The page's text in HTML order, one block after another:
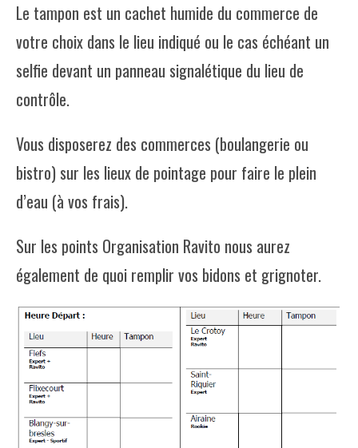
Le tampon est un cachet humide du commerce de
votre choix dans le lieu indiqué ou le cas échéant un
selfie devant un panneau signalétique du lieu de
contrôle.
Vous disposerez des commerces (boulangerie ou
bistro) sur les lieux de pointage pour faire le plein
d’eau (à vos frais).
Sur les points Organisation Ravito nous aurez
également de quoi remplir vos bidons et grignoter.